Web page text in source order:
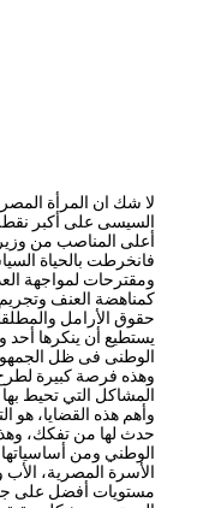
لا شك ان المرأة المصرية
السيسى على أكبر نقطة
أعلى المناصب من وزيرة
فانخرطت بالحياة السياسية
ومقترحات لمواجهة العديد من
كمناهضة العنف وتجريم ختان
حقوق الأرامل والمطلقات،
يستطيع أن ينكرها أحد وقد
الوطنى فى ظل الجمهورية
وهذه فرصة كبيرة لطرح كل
المشاكل التي تحيط بها داخل
وأهم هذه القضايا، هو
حدث لها من تفكك، وهذا من
الوطني ومن أساسياتها
الأسرة المصرية، الأب والأم
مستويات أفضل على جميع